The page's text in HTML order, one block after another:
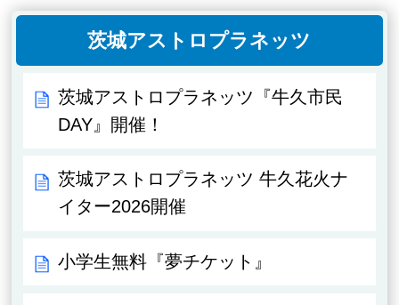
茨城アストロプラネッツ
茨城アストロプラネッツ『牛久市民
DAY』開催！
茨城アストロプラネッツ 牛久花火ナ
イター2026開催
小学生無料『夢チケット』